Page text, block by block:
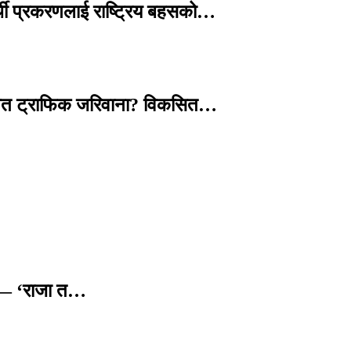
प्रकरणलाई राष्ट्रिय बहसको…
ट्राफिक जरिवाना? विकसित…
‘राजा त…